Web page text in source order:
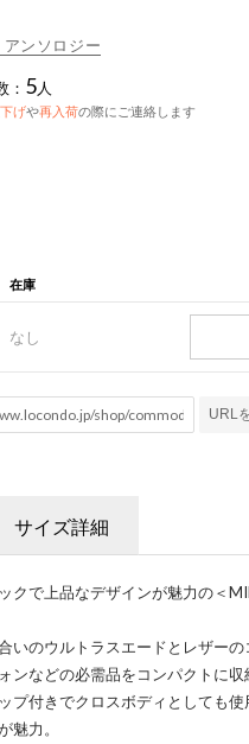
ンソロジー
： 5人
げや再入荷の際にご連絡します
在庫
なし
URL
サイズ詳細
クで上品なデザインが魅力の＜
いのウルトラスエードとレザーの
ンなどの必需品をコンパクトに収
プ付きでクロスボディとしても使
魅力。